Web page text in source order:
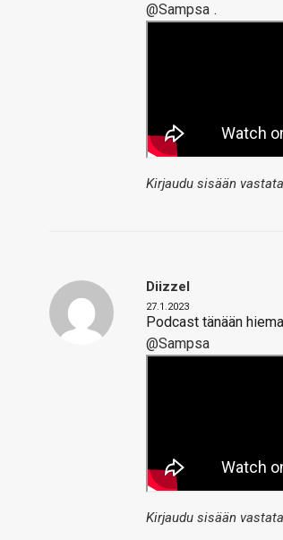
@Sampsa .
Kirjaudu sisään
Diizzel
27.1.2023
Podcast tänään
@Sampsa
Kirjaudu sisään